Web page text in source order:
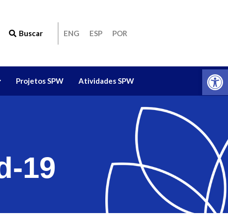
Buscar ENG ESP POR
Projetos SPW Atividades SPW
19